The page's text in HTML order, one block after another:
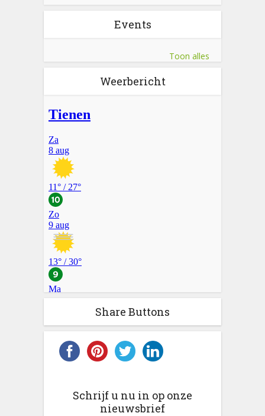
Events
Toon alles
Weerbericht
Share Buttons
Schrijf u nu in op onze
nieuwsbrief